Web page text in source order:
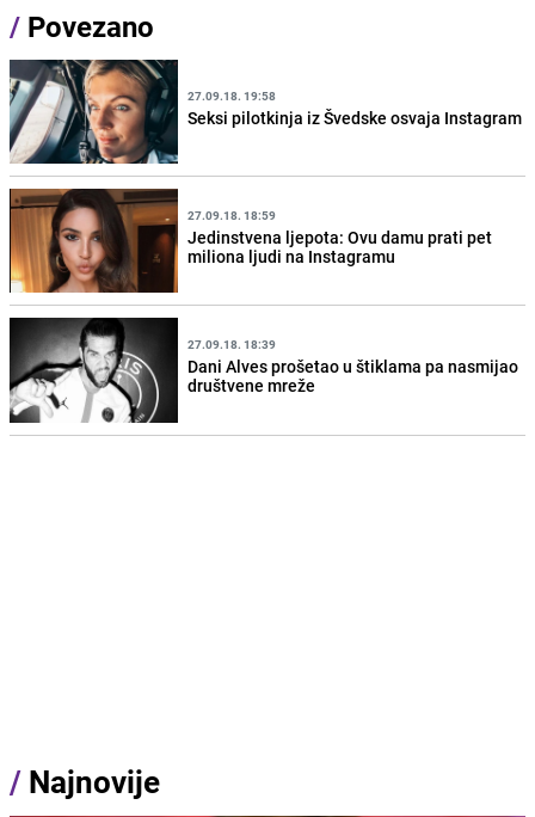
/ Povezano
27.09.18. 19:58
Seksi pilotkinja iz Švedske osvaja Instagram
27.09.18. 18:59
Jedinstvena ljepota: Ovu damu prati pet
miliona ljudi na Instagramu
27.09.18. 18:39
Dani Alves prošetao u štiklama pa nasmijao
društvene mreže
/ Najnovije